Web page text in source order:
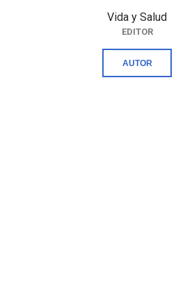
Vida y Salud
EDITOR
AUTOR